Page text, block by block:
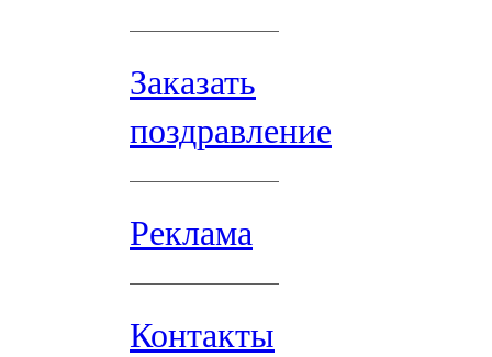
Заказать
поздравление
Реклама
Контакты